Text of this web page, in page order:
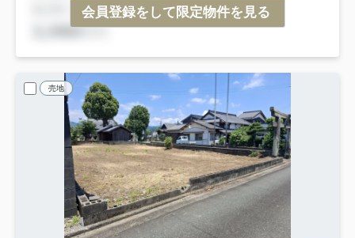
会員登録をして限定物件を見る
売地